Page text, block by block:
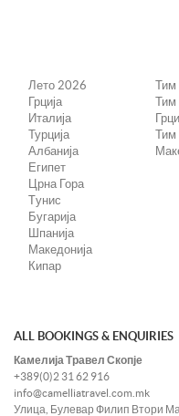
Лето 2026
Грција
Италија
Турција
Албанија
Египет
Црна Гора
Tунис
Бугарија
Шпанија
Македонија
Кипар
Тим
Тим
Тим
ALL BOOKINGS & ENQUIRIES
Камелија Травел Скопје
+389(0)2 31 62 916
info@camelliatravel.com.mk
Улица, Булевар Филип Втори